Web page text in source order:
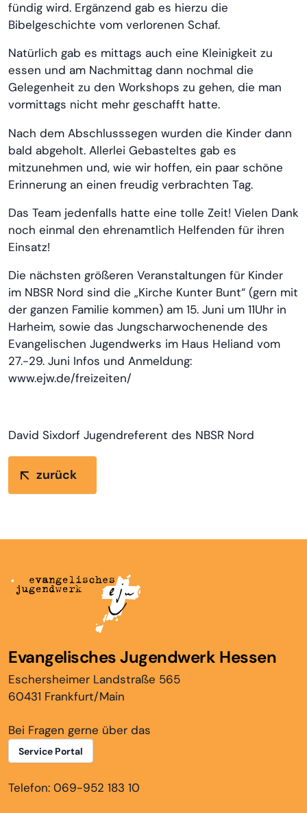
fündig wird. Ergänzend gab es hierzu die
Bibelgeschichte vom verlorenen Schaf.
Natürlich gab es mittags auch eine Kleinigkeit zu
essen und am Nachmittag dann nochmal die
Gelegenheit zu den Workshops zu gehen, die man
vormittags nicht mehr geschafft hatte.
Nach dem Abschlusssegen wurden die Kinder dann
bald abgeholt. Allerlei Gebasteltes gab es
mitzunehmen und, wie wir hoffen, ein paar schöne
Erinnerung an einen freudig verbrachten Tag.
Das Team jedenfalls hatte eine tolle Zeit! Vielen Dank
noch einmal den ehrenamtlich Helfenden für ihren
Einsatz!
Die nächsten größeren Veranstaltungen für Kinder
im NBSR Nord sind die „Kirche Kunter Bunt“ (gern mit
der ganzen Familie kommen) am 15. Juni um 11Uhr in
Harheim, sowie das Jungscharwochenende des
Evangelischen Jugendwerks im Haus Heliand vom
27.-29. Juni Infos und Anmeldung:
www.ejw.de/freizeiten/
David Sixdorf Jugendreferent des NBSR Nord
zurück
Evangelisches Jugendwerk Hessen
Eschersheimer Landstraße 565
60431 Frankfurt/Main
Bei Fragen gerne über das
Service Portal
Telefon: 069-952 183 10